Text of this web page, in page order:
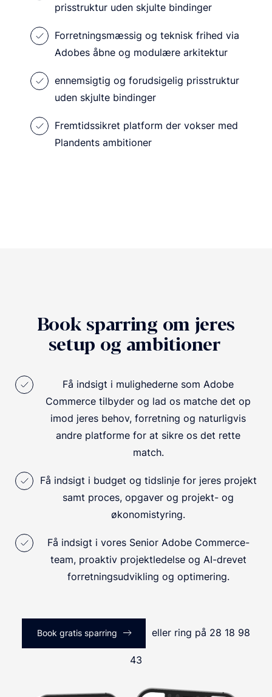
prisstruktur uden skjulte bindinger
Forretningsmæssig og teknisk frihed via
Adobes åbne og modulære arkitektur
ennemsigtig og forudsigelig prisstruktur
uden skjulte bindinger
Fremtidssikret platform der vokser med
Plandents ambitioner
Book sparring om jeres
setup og ambitioner
Få indsigt i mulighederne som Adobe
Commerce tilbyder og lad os matche det op
imod jeres behov, forretning og naturligvis
andre platforme for at sikre os det rette
match.
Få indsigt i budget og tidslinje for jeres projekt
samt proces, opgaver og projekt- og
økonomistyring.
Få indsigt i vores Senior Adobe Commerce-
team, proaktiv projektledelse og AI-drevet
forretningsudvikling og optimering.
Book gratis sparring eller ring på 28 18 98
43